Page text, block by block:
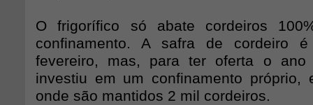
O frigorífico só abate cordeiros
confinamento. A safra de cordeiro
fevereiro, mas, para ter oferta o ano
investiu em um confinamento próprio,
onde são mantidos 2 mil cordeiros.